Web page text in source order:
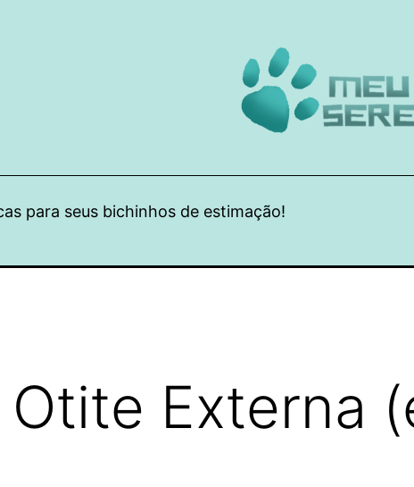
para seus bichinhos de estimação!
Externa